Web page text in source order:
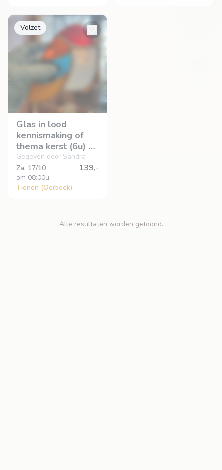
Volzet
Glas in lood
kennismaking of
thema kerst (6u) -
Luzatone in TIENEN
Gegeven door Sandra
Za. 17/10
om 08:00u
139,-
Tienen (Oorbeek)
Alle resultaten worden getoond.